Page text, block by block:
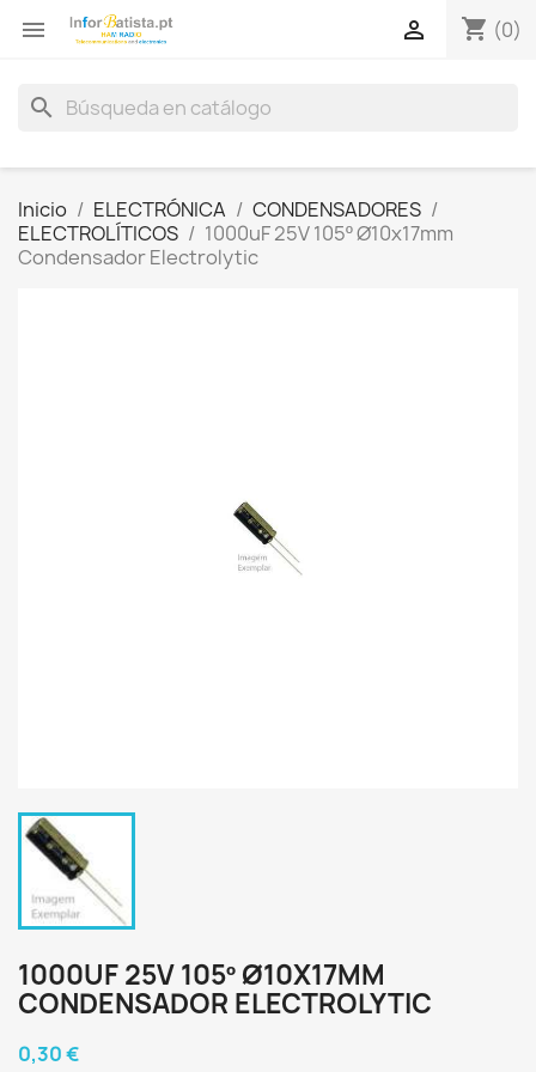
 shopping_cart (0)

search
Inicio ELECTRÓNICA
CONDENSADORES
ELECTROLÍTICOS
1000uF 25V 105º Ø10x17mm
Condensador Electrolytic
1000UF 25V 105º Ø10X17MM
CONDENSADOR ELECTROLYTIC
0,30 €